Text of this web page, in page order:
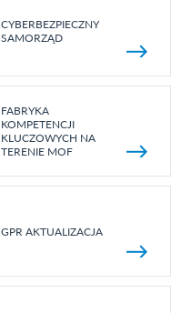
CYBERBEZPIECZNY
SAMORZĄD
FABRYKA
KOMPETENCJI
KLUCZOWYCH NA
TERENIE MOF
GPR AKTUALIZACJA